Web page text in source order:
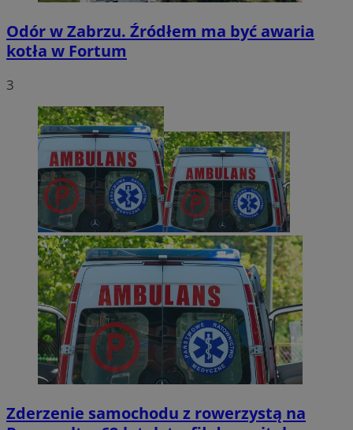
Odór w Zabrzu. Źródłem ma być awaria
kotła w Fortum
3
Zderzenie samochodu z rowerzystą na